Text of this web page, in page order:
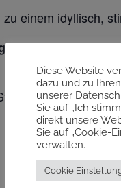
einem idyllisch,
2023
Ulrich und „Die
Diese Website
dazu und zu
unserer
Sie auf „Ich
direkt unsere
Sie auf „Cookie-
verwalten.
Cookie